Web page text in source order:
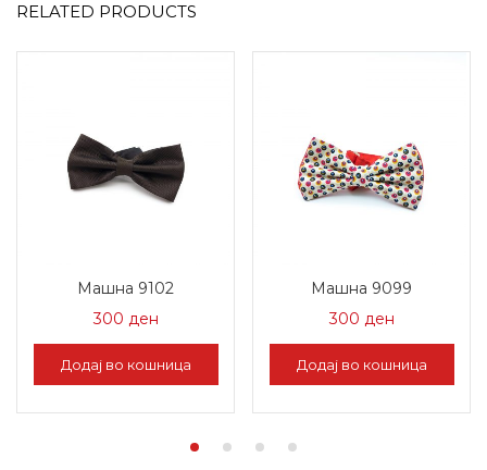
RELATED PRODUCTS
Машна 9102
300 ден
Додај во кошница
Машна 9099
300 ден
Додај во кошница